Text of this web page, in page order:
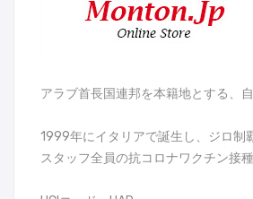
アラブ首長国連邦を本籍地とする、
1999年にイタリアで誕生し、ジロ制
スタッフ全員の抗コロナワクチン接